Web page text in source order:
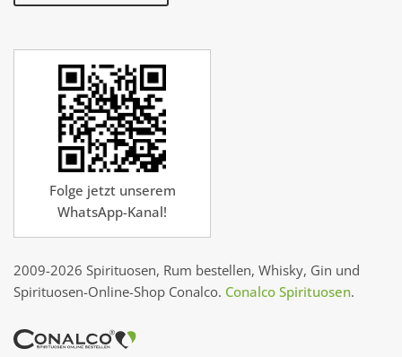
Folge jetzt unserem
WhatsApp-Kanal!
2009-2026 Spirituosen, Rum bestellen, Whisky, Gin und
Spirituosen-Online-Shop Conalco. Conalco Spirituosen.